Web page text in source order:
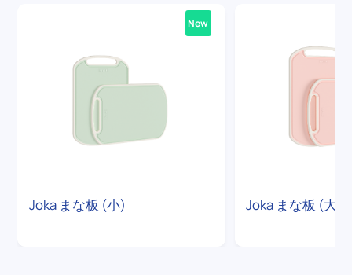
Joka まな板 (小)
New
Joka まな板 (大)